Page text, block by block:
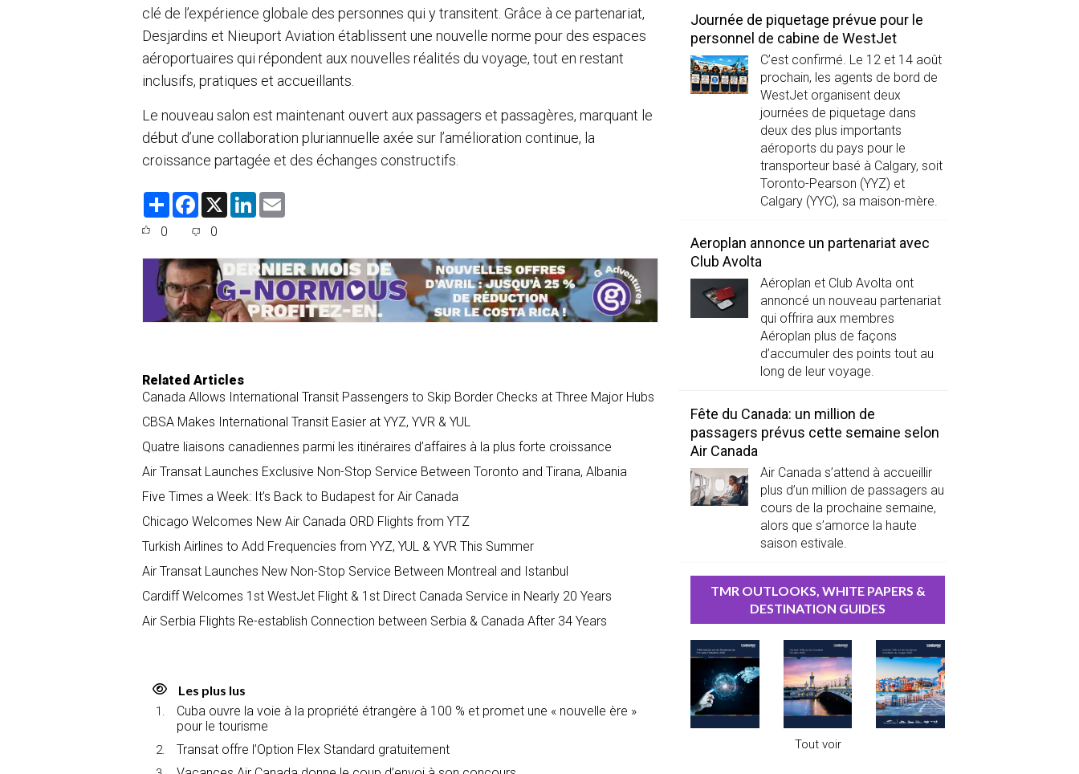
clé de l’expérience globale des personnes qui y transitent. Grâce à ce partenariat,
Desjardins et Nieuport Aviation établissent une nouvelle norme pour des espaces
aéroportuaires qui répondent aux nouvelles réalités du voyage, tout en restant
inclusifs, pratiques et accueillants.
Le nouveau salon est maintenant ouvert aux passagers et passagères, marquant le
début d’une collaboration pluriannuelle axée sur l’amélioration continue, la
croissance partagée et des échanges constructifs.
S
F
e
o
o
k
X
L
d
I
n
0 0
Related Articles
Canada Allows International Transit Passengers to Skip Border Checks at Three Major Hubs
CBSA Makes International Transit Easier at YYZ, YVR & YUL
Quatre liaisons canadiennes parmi les itinéraires d’affaires à la plus forte croissance
Air Transat Launches Exclusive Non-Stop Service Between Toronto and Tirana, Albania
Five Times a Week: It’s Back to Budapest for Air Canada
Chicago Welcomes New Air Canada ORD Flights from YTZ
Turkish Airlines to Add Frequencies from YYZ, YUL & YVR This Summer
Air Transat Launches New Non-Stop Service Between Montreal and Istanbul
Cardiff Welcomes 1st WestJet Flight & 1st Direct Canada Service in Nearly 20 Years
Air Serbia Flights Re-establish Connection between Serbia & Canada After 34 Years
Les plus lus
Cuba ouvre la voie à la propriété étrangère à 100 % et promet une « nouvelle ère »
pour le tourisme
Transat offre l’Option Flex Standard gratuitement
Journée de piquetage prévue pour le
personnel de cabine de WestJet
C’est confirmé. Le 12 et 14 août
prochain, les agents de bord de
WestJet organisent deux
journées de piquetage dans
deux des plus importants
aéroports du pays pour le
transporteur basé à Calgary, soit
Toronto-Pearson (YYZ) et
Calgary (YYC), sa maison-mère.
Aeroplan annonce un partenariat avec
Club Avolta
Aéroplan et Club Avolta ont
annoncé un nouveau partenariat
qui offrira aux membres
Aéroplan plus de façons
d’accumuler des points tout au
long de leur voyage.
Fête du Canada: un million de
passagers prévus cette semaine selon
Air Canada
Air Canada s’attend à accueillir
plus d’un million de passagers au
cours de la prochaine semaine,
alors que s’amorce la haute
saison estivale.
TMR OUTLOOKS, WHITE PAPERS &
DESTINATION GUIDES
Tout voir